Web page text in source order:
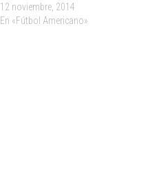
12 noviembre, 2014
En «Fútbol Americano»